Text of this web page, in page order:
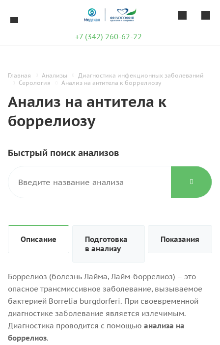
+7 (342) 260-62-22
Главная Анализы
Диагностика инфекционных заболеваний
Серология
Анализ на антитела к боррелиозу
Анализ на антитела к
боррелиозу
Быстрый поиск анализов
Описание
Подготовка
в анализу
Показания
Боррелиоз (болезнь Лайма, Лайм-боррелиоз) – это
опасное трансмиссивное заболевание, вызываемое
бактерией Borrelia burgdorferi. При своевременной
диагностике заболевание является излечимым.
Диагностика проводится с помощью анализа на
боррелиоз.